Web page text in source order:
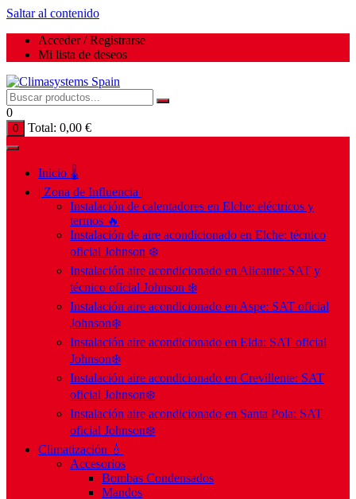
Saltar al contenido
Acceder / Registrarse
Mi lista de deseos
0
0 Total: 0,00 €
Inicio 🌡️
| Zona de Influencia |
Instalación de calentadores en Elche: eléctricos y
termos 🔥
Instalación de aire acondicionado en Elche: técnico
oficial Johnson ❄️
Instalación aire acondicionado en Alicante: SAT y
técnico oficial Johnson ❄️
Instalación aire acondicionado en Aspe: SAT oficial
Johnson❄️
Instalación aire acondicionado en Elda: SAT oficial
Johnson❄️
Instalación aire acondicionado en Crevillente: SAT
oficial Johnson❄️
Instalación aire acondicionado en Santa Pola: SAT
oficial Johnson❄️
Climatización 💧
Accesorios
Bombas Condensados
Mandos